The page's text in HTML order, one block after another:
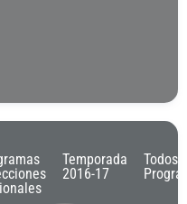
Temporada
2016-17
Todos